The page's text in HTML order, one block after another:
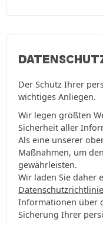
Der Schutz Ihrer
wichtiges Anliegen.
Wir legen größten
Sicherheit aller
Als eine unserer
Maßnahmen, um
gewährleisten.
Wir laden Sie daher
Datenschutzrichtlinie
Informationen über
Sicherung Ihrer